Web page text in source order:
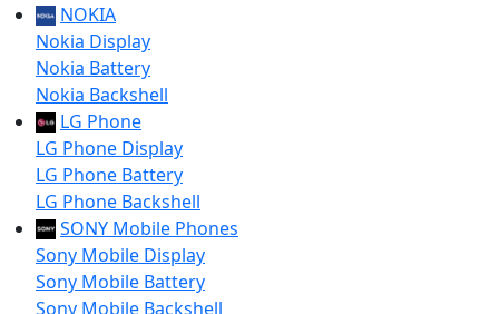
NOKIA
Nokia Display
Nokia Battery
Nokia Backshell
LG Phone
LG Phone Display
LG Phone Battery
LG Phone Backshell
SONY Mobile Phones
Sony Mobile Display
Sony Mobile Battery
Sony Mobile Backshell